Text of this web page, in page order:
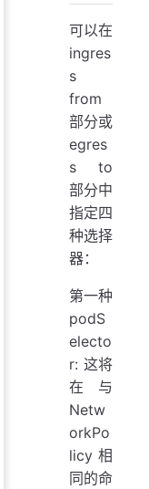
可以在
ingres
s
from
部分或
egres
s to
部分中
指定四
种选择
器：
第一种
podS
electo
r: 这将
在与
Netw
orkPo
licy 相
同的命